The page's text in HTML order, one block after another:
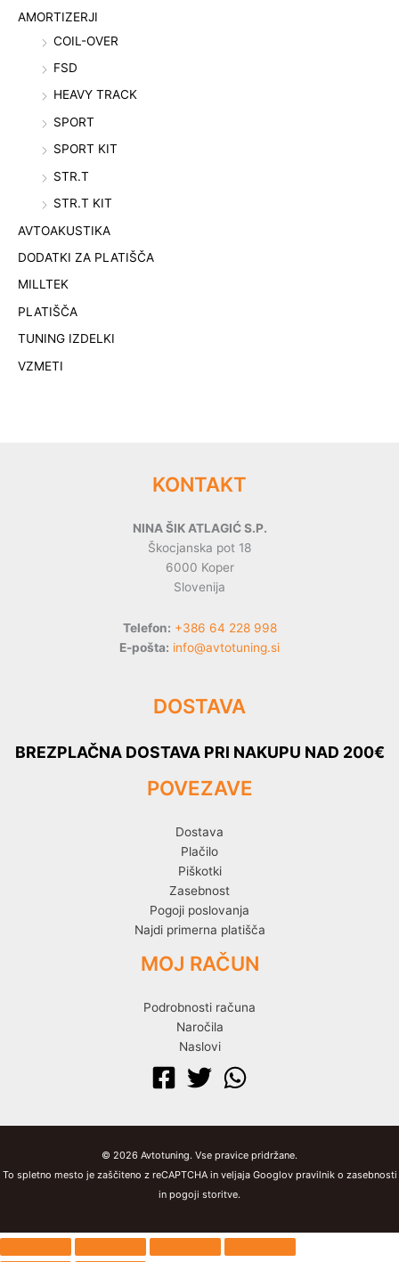
AMORTIZERJI
COIL-OVER
FSD
HEAVY TRACK
SPORT
SPORT KIT
STR.T
STR.T KIT
AVTOAKUSTIKA
DODATKI ZA PLATIŠČA
MILLTEK
PLATIŠČA
TUNING IZDELKI
VZMETI
KONTAKT
NINA ŠIK ATLAGIĆ S.P.
Škocjanska pot 18
6000 Koper
Slovenija
Telefon: +386 64 228 998
E-pošta: info@avtotuning.si
DOSTAVA
BREZPLAČNA DOSTAVA PRI NAKUPU NAD 200€
POVEZAVE
Dostava
Plačilo
Piškotki
Zasebnost
Pogoji poslovanja
Najdi primerna platišča
MOJ RAČUN
Podrobnosti računa
Naročila
Naslovi
© 2026 Avtotuning. Vse pravice pridržane.
To spletno mesto je zaščiteno z reCAPTCHA in veljaja Googlov pravilnik o zasebnosti
in pogoji storitve.